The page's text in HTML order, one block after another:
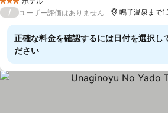
3 ホテルのランク
/
ユーザー評価はありません 鳴子温泉まで
正確な料金を確認するには日付を選択し
ださい